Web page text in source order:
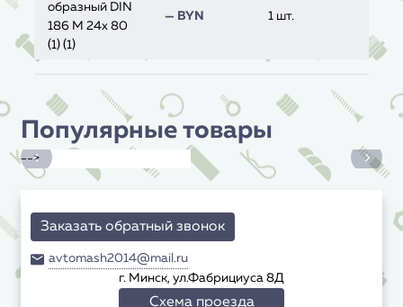
образный DIN
186 M 24x 80
(1) (1)
— BYN 1 шт.
Популярные товары
-->
Заказать обратный звонок
avtomash2014@mail.ru
г. Минск, ул.Фабрициуса 8Д
Схема проезда